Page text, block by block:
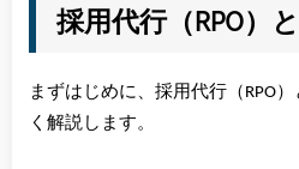
採用代行（RPO）
まずはじめに、採用代行（RPO
く解説します。